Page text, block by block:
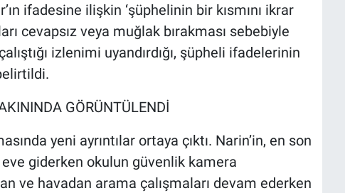
ifadesine ilişkin ‘şüphelinin bir kısmını ikrar
cevapsız veya muğlak bırakması sebebiyle
izlenimi uyandırdığı, şüpheli ifadelerinin
GÖRÜNTÜLENDİ
yeni ayrıntılar ortaya çıktı. Narin’in, en son
giderken okulun güvenlik kamera
ve havadan arama çalışmaları devam ederken